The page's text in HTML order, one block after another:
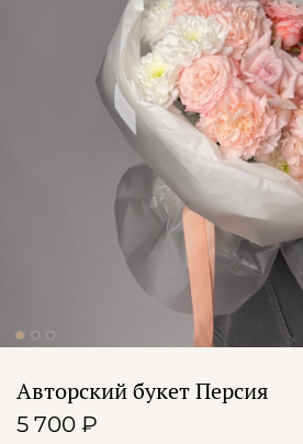
Авторский букет Персия
5 700 ₽